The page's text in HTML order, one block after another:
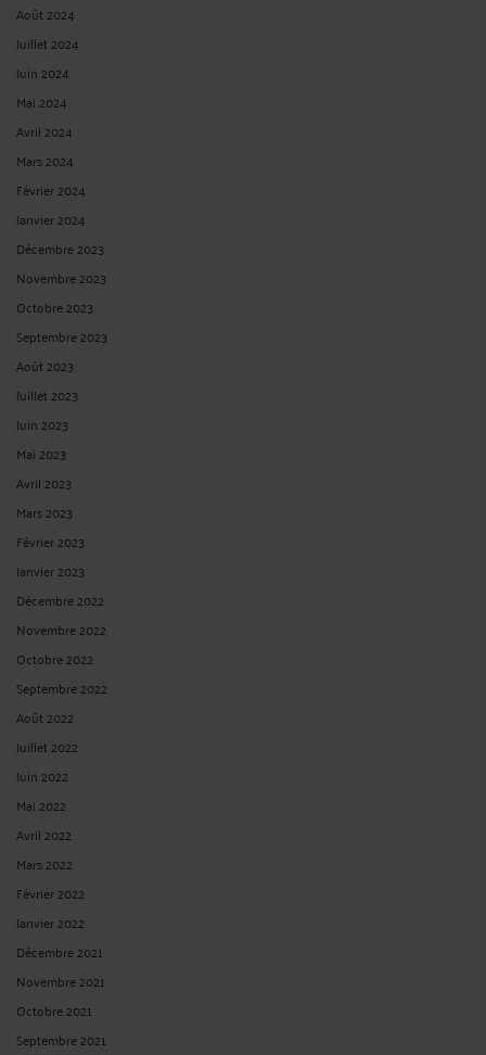
Août 2024
Juillet 2024
Juin 2024
Mai 2024
Avril 2024
Mars 2024
Février 2024
Janvier 2024
Décembre 2023
Novembre 2023
Octobre 2023
Septembre 2023
Août 2023
Juillet 2023
Juin 2023
Mai 2023
Avril 2023
Mars 2023
Février 2023
Janvier 2023
Décembre 2022
Novembre 2022
Octobre 2022
Septembre 2022
Août 2022
Juillet 2022
Juin 2022
Mai 2022
Avril 2022
Mars 2022
Février 2022
Janvier 2022
Décembre 2021
Novembre 2021
Octobre 2021
Septembre 2021